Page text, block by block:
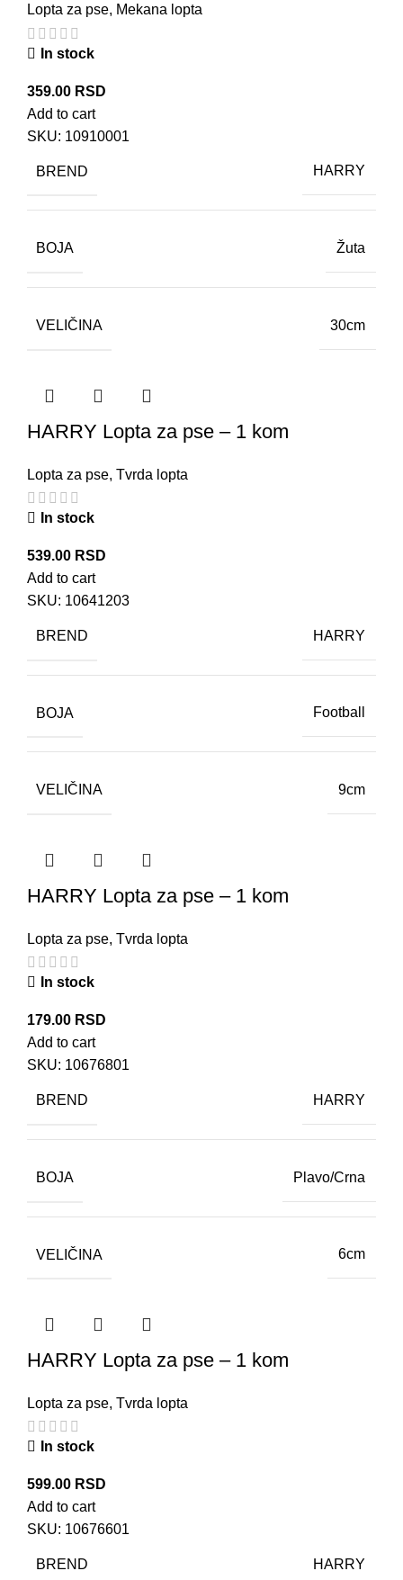
Lopta za pse, Mekana lopta
In stock
359.00 RSD
Add to cart
SKU: 10910001
BREND HARRY
BOJA Žuta
VELIČINA 30cm
HARRY Lopta za pse – 1 kom
Lopta za pse, Tvrda lopta
In stock
539.00 RSD
Add to cart
SKU: 10641203
BREND HARRY
BOJA Football
VELIČINA 9cm
HARRY Lopta za pse – 1 kom
Lopta za pse, Tvrda lopta
In stock
179.00 RSD
Add to cart
SKU: 10676801
BREND HARRY
BOJA Plavo/Crna
VELIČINA 6cm
HARRY Lopta za pse – 1 kom
Lopta za pse, Tvrda lopta
In stock
599.00 RSD
Add to cart
SKU: 10676601
BREND HARRY